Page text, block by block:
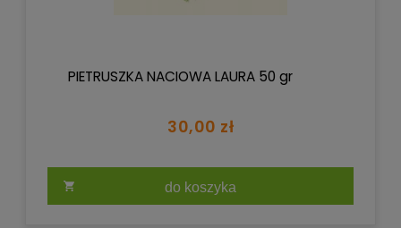
PIETRUSZKA NACIOWA LAURA 50 gr
30,00 zł
do koszyka